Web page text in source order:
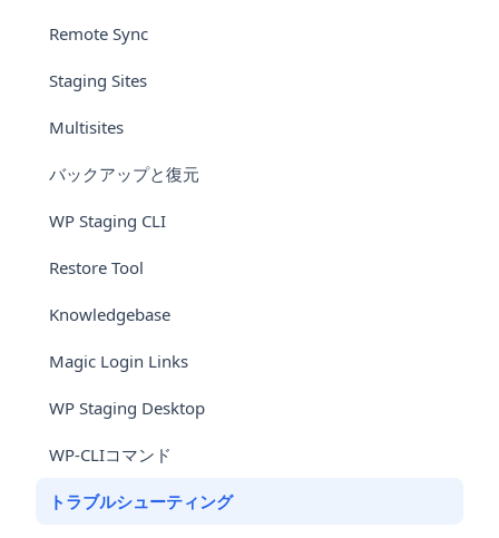
Remote Sync
Staging Sites
Multisites
バックアップと復元
WP Staging CLI
Restore Tool
Knowledgebase
Magic Login Links
WP Staging Desktop
WP-CLIコマンド
トラブルシューティング